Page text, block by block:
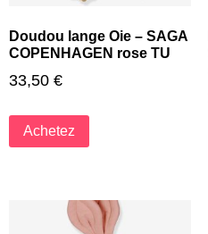
Doudou lange Oie – SAGA
COPENHAGEN rose TU
33,50 €
Achetez